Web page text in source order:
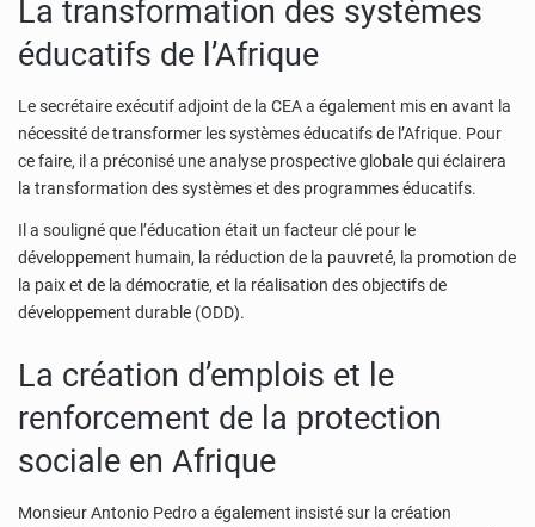
La transformation des systèmes
éducatifs de l’Afrique
Le secrétaire exécutif adjoint de la CEA a également mis en avant la
nécessité de transformer les systèmes éducatifs de l’Afrique. Pour
ce faire, il a préconisé une analyse prospective globale qui éclairera
la transformation des systèmes et des programmes éducatifs.
Il a souligné que l’éducation était un facteur clé pour le
développement humain, la réduction de la pauvreté, la promotion de
la paix et de la démocratie, et la réalisation des objectifs de
développement durable (ODD).
La création d’emplois et le
renforcement de la protection
sociale en Afrique
Monsieur Antonio Pedro a également insisté sur la création